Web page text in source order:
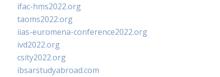
ifac-hms2022.org
taoms2022.org
iias-euromena-conference2022.org
ivd2022.org
csity2022.org
ibsarstudyabroad.com